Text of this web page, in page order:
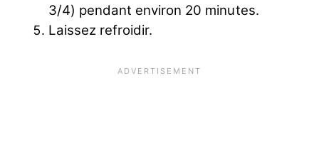
3/4) pendant environ 20 minutes.
Laissez refroidir.